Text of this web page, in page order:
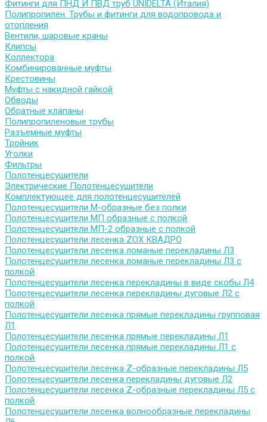
Фитинги для ПНД И ПВД труб UNIDELTA (Италия)
Полипропилен. Трубы и фитинги для водопровода и
отопления
Вентили, шаровые краны
Клипсы
Коллектора
Комбинированные муфты
Крестовины
Муфты с накидной гайкой
Обводы
Обратные клапаны
Полипропиленовые трубы
Разъемные муфты
Тройник
Уголки
Фильтры
Полотенцесушители
Электрические Полотенцесушители
Комплектующее для полотенцесушителей
Полотенцесушители М-образные без полки
Полотенцесушители МП образные с полкой
Полотенцесушители МП-2 образные с полкой
Полотенцесушители лесенка ZOX КВАДРО
Полотенцесушители лесенка ломаные перекладины Л3
Полотенцесушители лесенка ломаные перекладины Л3 с
полкой
Полотенцесушители лесенка перекладины в виде скобы Л4
Полотенцесушители лесенка перекладины дуговые Л2 с
полкой
Полотенцесушители лесенка прямые перекладины групповая
Л1
Полотенцесушители лесенка прямые перекладины Л1
Полотенцесушители лесенка прямые перекладины Л1 с
полкой
Полотенцесушители лесенка Z-образные перекладины Л5
Полотенцесушители лесенка перекладины дуговые Л2
Полотенцесушители лесенка Z-образные перекладины Л5 с
полкой
Полотенцесушители лесенка волнообразные перекладины